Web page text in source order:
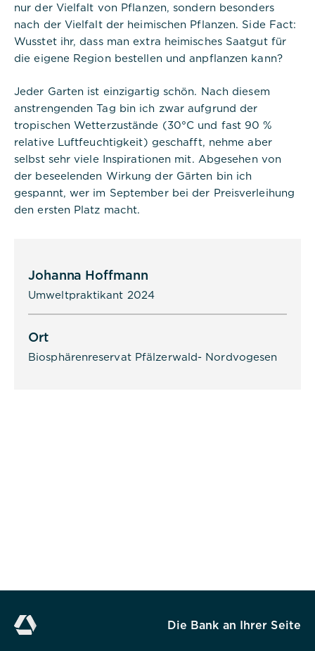
nur der Vielfalt von Pflanzen, sondern besonders
nach der Vielfalt der heimischen Pflanzen. Side Fact:
Wusstet ihr, dass man extra heimisches Saatgut für
die eigene Region bestellen und anpflanzen kann?
Jeder Garten ist einzigartig schön. Nach diesem
anstrengenden Tag bin ich zwar aufgrund der
tropischen Wetterzustände (30°C und fast 90 %
relative Luftfeuchtigkeit) geschafft, nehme aber
selbst sehr viele Inspirationen mit. Abgesehen von
der beseelenden Wirkung der Gärten bin ich
gespannt, wer im September bei der Preisverleihung
den ersten Platz macht.
Johanna Hoffmann
Umweltpraktikant 2024
Ort
Biosphärenreservat Pfälzerwald- Nordvogesen
Die Bank an Ihrer Seite
Titel:
dpconsentmanagement
Cookies:
Cookie Name:
dpconsentmanagement
Dauer:
1 Jahr
wird verwendet, um zu speichern,
ob der Benutzer der Verwendung
von Cookies zugestimmt hat oder
nicht. Es werden keine